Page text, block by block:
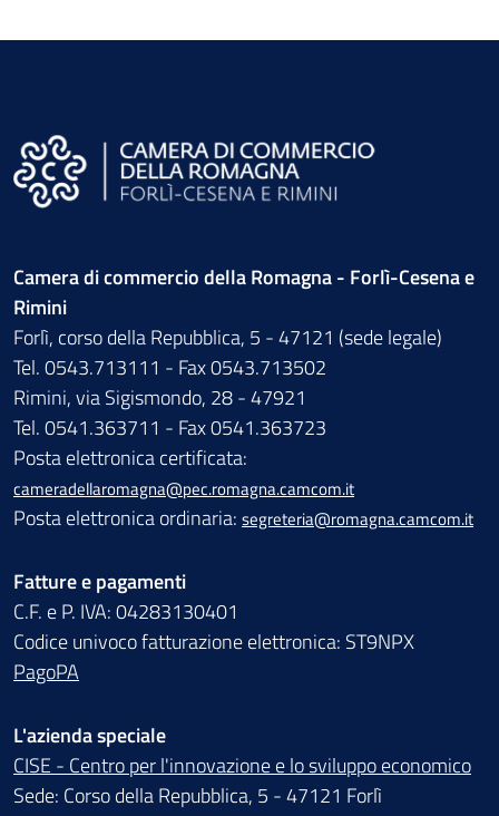
Camera di commercio della Romagna - Forlì-Cesena e
Rimini
Forlì, corso della Repubblica, 5 - 47121 (sede legale)
Tel. 0543.713111 - Fax 0543.713502
Rimini, via Sigismondo, 28 - 47921
Tel. 0541.363711 - Fax 0541.363723
Posta elettronica certificata:
cameradellaromagna@pec.romagna.camcom.it
Posta elettronica ordinaria: segreteria@romagna.camcom.it
Fatture e pagamenti
C.F. e P. IVA: 04283130401
Codice univoco fatturazione elettronica: ST9NPX
PagoPA
L'azienda speciale
CISE - Centro per l'innovazione e lo sviluppo economico
Sede: Corso della Repubblica, 5 - 47121 Forlì